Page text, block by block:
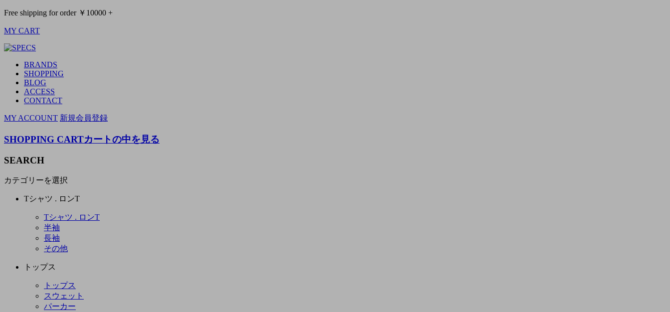
Free shipping for order ￥10000 +
MY CART
BRANDS
SHOPPING
BLOG
ACCESS
CONTACT
MY ACCOUNT 新規会員登録
SHOPPING CARTカートの中を見る
SEARCH
カテゴリーを選択
Tシャツ . ロンT
Tシャツ . ロンT
半袖
長袖
その他
トップス
トップス
スウェット
パーカー